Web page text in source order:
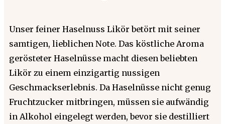
Unser feiner Haselnuss Likör betört mit seiner
samtigen, lieblichen Note. Das köstliche Aroma
gerösteter Haselnüsse macht diesen beliebten
Likör zu einem einzigartig nussigen
Geschmackserlebnis. Da Haselnüsse nicht genug
Fruchtzucker mitbringen, müssen sie aufwändig
in Alkohol eingelegt werden, bevor sie destilliert